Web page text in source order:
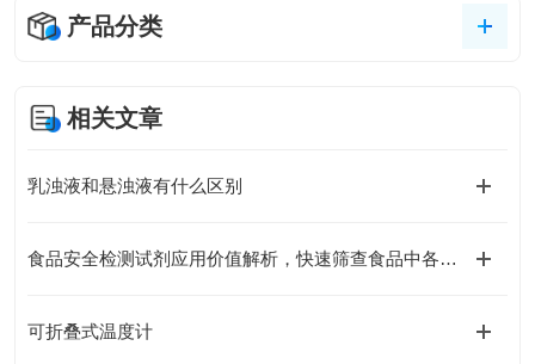
产品分类
相关文章
乳浊液和悬浊液有什么区别
食品安全检测试剂应用价值解析，快速筛查食品中各类有害残留物质
可折叠式温度计